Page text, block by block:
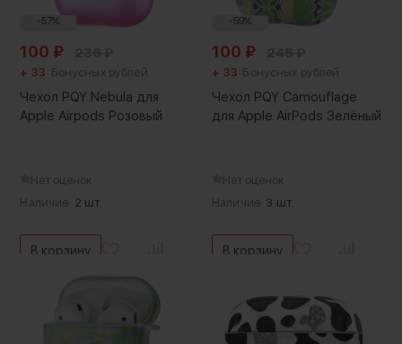
-57%
100 ₽
+ 33 Бонусных рублей
Чехол PQY Nebula для
Apple Airpods Розовый
Нет оценок
Наличие: 2 шт.
В корзину
-59%
100 ₽
+ 33 Бонусных рублей
Чехол PQY Camouflage
для Apple AirPods Зелёный
Нет оценок
Наличие: 3 шт.
В корзину